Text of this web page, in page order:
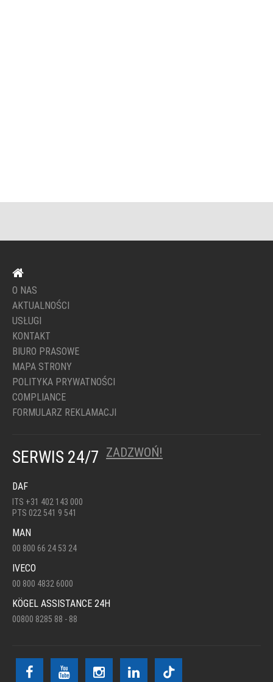
O NAS
AKTUALNOŚCI
USŁUGI
KONTAKT
BIURO PRASOWE
MAPA STRONY
POLITYKA PRYWATNOŚCI
COMPLIANCE
FORMULARZ REKLAMACJI
SERWIS 24/7 ZADZWOŃ!
DAF
ITS +31 402 143 000
PTS 022 541 9 541
MAN
00 800 66 24 53 24
IVECO
00 800 4832 6000
KÖGEL ASSISTANCE 24H
00800 8285 88 - 88